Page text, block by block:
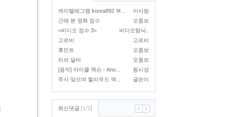
케이텔레그램 korea892 부...
이사랑
근래 본 영화 점수
오줌보
<비디오 점수 3>
비디오탐닉..
고르비
고르비
휴민트
오줌보
러브 달바
오줌보
[음악] 마이클 잭슨 - Ano...
동시성
주사 맞으며 헐리우드 액...
글쓴이
최신댓글 [1/2]